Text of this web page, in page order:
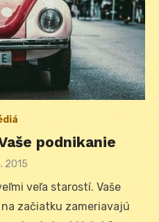
podnikanie
2015
veľa starostí. Vaše
začiatku zameriavajú